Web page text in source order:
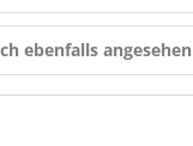
ebenfalls angesehen